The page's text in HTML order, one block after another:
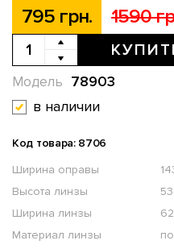
795 грн. 1590
78903
Модель
в наличии
Код товара: 8706
Ширина оправы
Высота линзы
Ширина линзы
Материал линзы